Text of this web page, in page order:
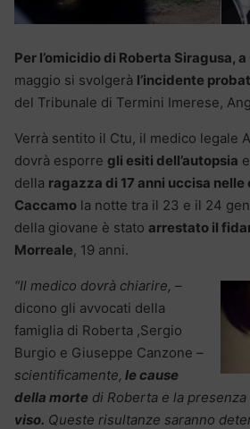
Per l’omicidio di Roberta Siragusa,
maggio si svolgerà l’incidente
del Tribunale di Termini Imerese,
Verrà sentito il Ctu, il medico legale
dovrà esporre gli esiti dell’autopsia
della ragazza di 17 anni uccisa nelle
Caccamo la notte tra il 23 e il 24
della giovane è stato arrestato il
Morreale, 19 anni.
“Il medico dovrà chiarire, –
dicono gli avvocati della
famiglia di Roberta ,Sergio
Burgio e Giuseppe Canzone –
scientificamente, le cause
della morte di Roberta e la
viso. Queste risultanze saranno